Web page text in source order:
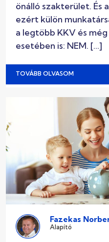
önálló szakterület. És
ezért külön
a legtöbb KKV és
esetében is: NEM. […]
TOVÁBB OLVASOM
Fazekas
Alapító